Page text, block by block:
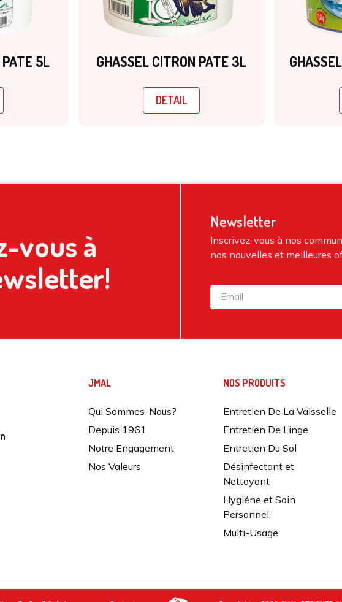
PATE 5L GHASSEL CITRON PATE 3L
DETAIL
vous à
Newsletter
Inscrivez-vous à nos
nos nouvelles et meilleures
JMAL
Qui Sommes-Nous?
Depuis 1961
Notre Engagement
Nos Valeurs
NOS PRODUITS
Entretien De La Vaisselle
Entretien De Linge
Entretien Du Sol
Désinfectant et
Nettoyant
Hygiéne et Soin
Personnel
Multi-Usage